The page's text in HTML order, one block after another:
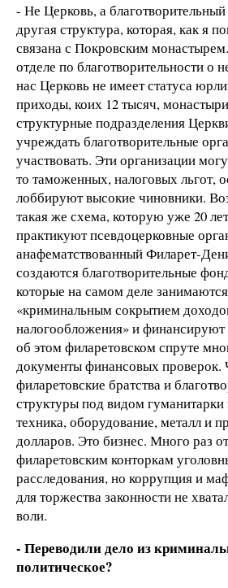
- Не Церковь, а
другая структура, которая, как я
связана с Покровским
отделе по благотворительности о
нас Церковь не имеет статуса
приходы, коих 12 тысяч,
структурные подразделения
учреждать благотворительные
участвовать. Эти организации
то таможенных, налоговых льгот,
лоббируют высокие чиновники.
такая же схема, которую уже 20
практикуют псевдоцерковные
анафематствованный Филарет-
создаются благотворительные
которые на самом деле
«криминальным сокрытием
налогообложения» и
об этом филаретовском спруте
документы финансовых проверок.
филаретовские братства и
структуры под видом
техника, оборудование, металл и
долларов. Это бизнес. Много раз
филаретовским конторкам
расследования, но коррупция и
для торжества законности не
воли.
- Переводили дело из
политическое?